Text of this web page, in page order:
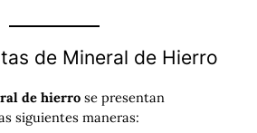
de Mineral de Hierro
de hierro se presentan
siguientes maneras: